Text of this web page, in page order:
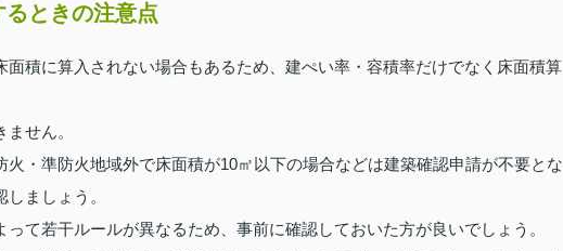
ときの注意点
積に算入されない場合もあるため、建ぺい率・容積率だけでなく床面積算
せん。
火・準防火地域外で床面積が10㎡以下の場合などは建築確認申請が不要とな
ましょう。
て若干ルールが異なるため、事前に確認しておいた方が良いでしょう。